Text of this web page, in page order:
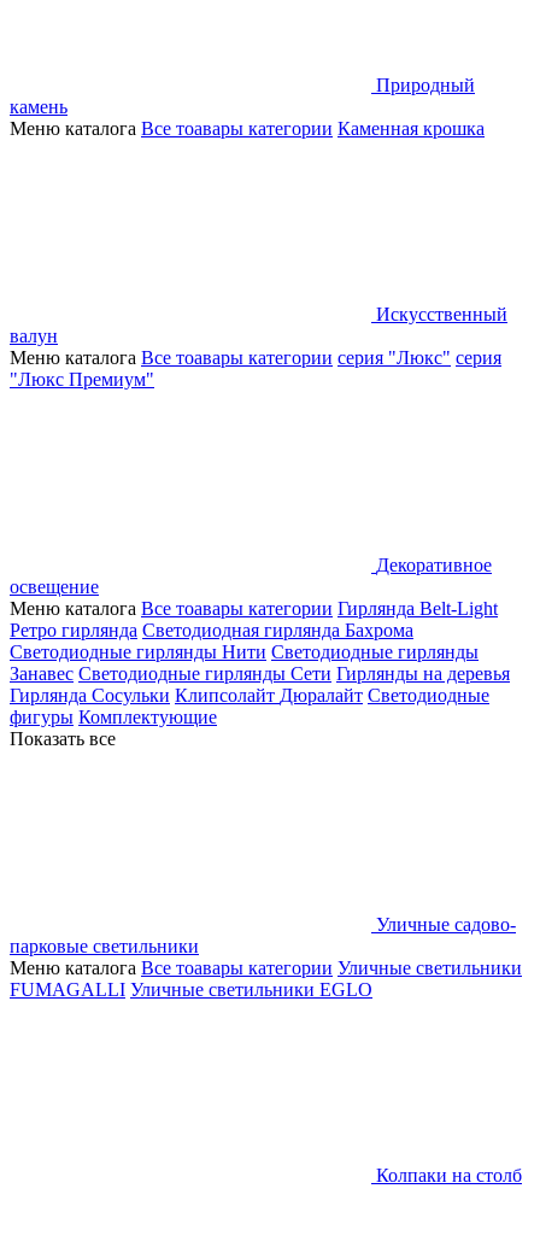
Природный
камень
Меню каталога Все тоавары категории Каменная крошка
Искусственный
валун
Меню каталога Все тоавары категории серия "Люкс" серия
"Люкс Премиум"
Декоративное
освещение
Меню каталога Все тоавары категории Гирлянда Belt-Light
Ретро гирлянда Светодиодная гирлянда Бахрома
Светодиодные гирлянды Нити Светодиодные гирлянды
Занавес Светодиодные гирлянды Сети Гирлянды на деревья
Гирлянда Сосульки Клипсолайт Дюралайт Светодиодные
фигуры Комплектующие
Показать все
Уличные садово-
парковые светильники
Меню каталога Все тоавары категории Уличные светильники
FUMAGALLI Уличные светильники EGLO
Колпаки на столб